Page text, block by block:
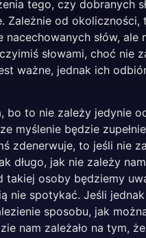
tego, czy dobranych
od
słów,
słowami, choć nie
ważne, jednak ich
to nie zależy jedynie
myślenie będzie
zdenerwuje, to jeśli nie
długo, jak nie zależy
takiej osoby będziemy
nie spotykać. Jeśli
sposobu, jak
nam zależało na tym,